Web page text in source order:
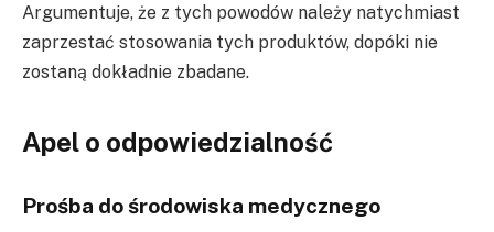
Argumentuje, że z tych powodów należy natychmiast
zaprzestać stosowania tych produktów, dopóki nie
zostaną dokładnie zbadane.
Apel o odpowiedzialność
Prośba do środowiska medycznego